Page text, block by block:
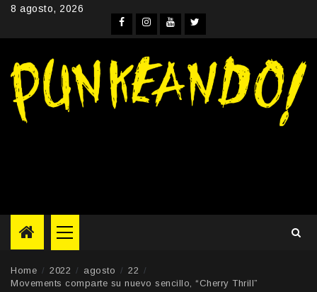
Skip8 agosto, 2026
Facebook
Instagram
YouTube
Twitter
Primary
Menu
Home 2022 agosto
22
Movements comparte su nuevo sencillo, “Cherry Thrill”